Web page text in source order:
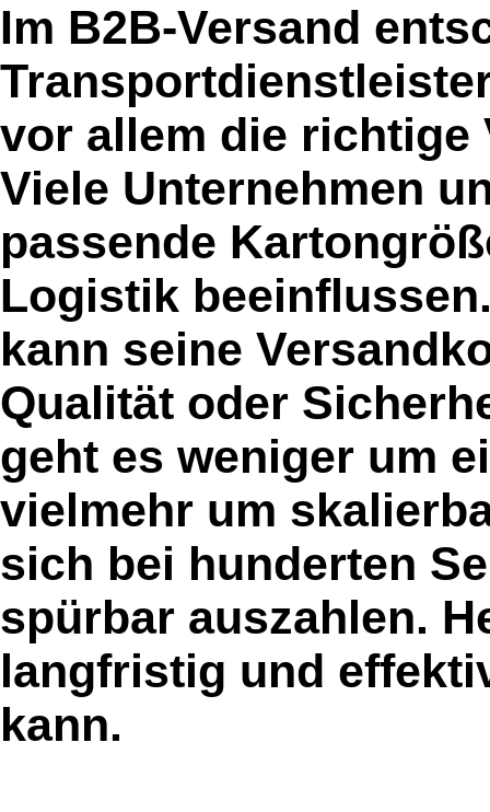
Im B2B-Versand
vor allem die richtige
Viele Unternehmen
passende
Logistik
kann seine
Qualität oder
geht es weniger um
vielmehr um
sich bei hunderten
spürbar auszahlen.
langfristig und
kann.